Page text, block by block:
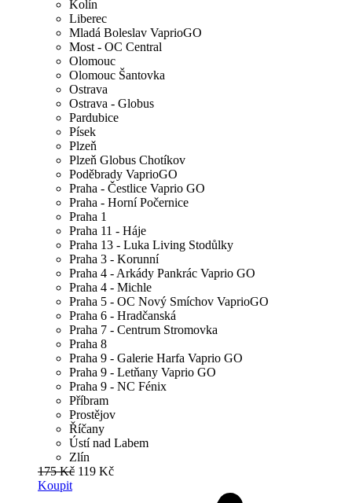
Kolín
Liberec
Mladá Boleslav VaprioGO
Most - OC Central
Olomouc
Olomouc Šantovka
Ostrava
Ostrava - Globus
Pardubice
Písek
Plzeň
Plzeň Globus Chotíkov
Poděbrady VaprioGO
Praha - Čestlice Vaprio GO
Praha - Horní Počernice
Praha 1
Praha 11 - Háje
Praha 13 - Luka Living Stodůlky
Praha 3 - Korunní
Praha 4 - Arkády Pankrác Vaprio GO
Praha 4 - Michle
Praha 5 - OC Nový Smíchov VaprioGO
Praha 6 - Hradčanská
Praha 7 - Centrum Stromovka
Praha 8
Praha 9 - Galerie Harfa Vaprio GO
Praha 9 - Letňany Vaprio GO
Praha 9 - NC Fénix
Příbram
Prostějov
Říčany
Ústí nad Labem
Zlín
175 Kč 119 Kč
Koupit